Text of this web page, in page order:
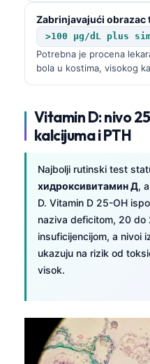
Zabrinjavajući obrazac
>100 µg/dL plus
Potrebna je procena
bola u kostima, visokog
Vitamin D: nivo
kalcijuma i PTH
Najbolji rutinski test
хидроксивитамин Д,
D. Vitamin D 25-OH
naziva deficitom, 20
insuficijencijom, a nivoi
ukazuju na rizik od
visok.